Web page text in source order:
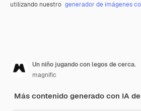
utilizando nuestro generador de imágenes
Un niño jugando con legos de cerca.
magnific
Más contenido generado con IA